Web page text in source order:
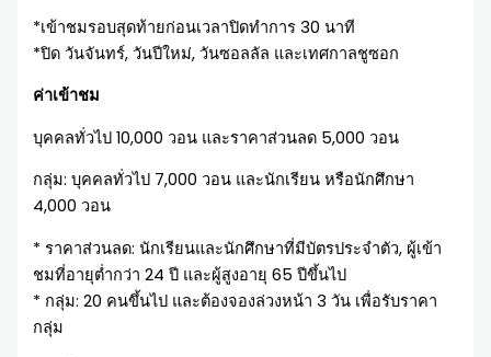
*เข้าชมรอบสุดท้ายก่อนเวลาปิดทำการ 30 นาที
*ปิด วันจันทร์, วันปีใหม่, วันซอลลัล และเทศกาลชูซอก
ค่าเข้าชม
บุคคลทั่วไป 10,000 วอน และราคาส่วนลด 5,000 วอน
กลุ่ม: บุคคลทั่วไป 7,000 วอน และนักเรียน หรือนักศึกษา
4,000 วอน
* ราคาส่วนลด: นักเรียนและนักศึกษาที่มีบัตรประจำตัว, ผู้เข้า
ชมที่อายุต่ำกว่า 24 ปี และผู้สูงอายุ 65 ปีขึ้นไป
* กลุ่ม: 20 คนขึ้นไป และต้องจองล่วงหน้า 3 วัน เพื่อรับราคา
กลุ่ม